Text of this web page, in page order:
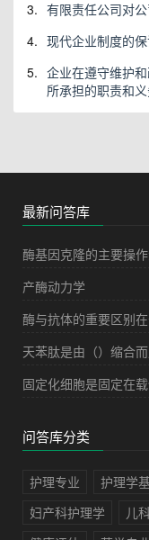
3. 有限责任公司对
4. 现代企业制度的保
5. 企业在遵守维护
所承担的职责和
最新问答库
酶基因克隆的主要操作
产酶动力学
天苯肽是由（）缩合而
问答库分类
护理专业 护理学
妇产科护理学
儿